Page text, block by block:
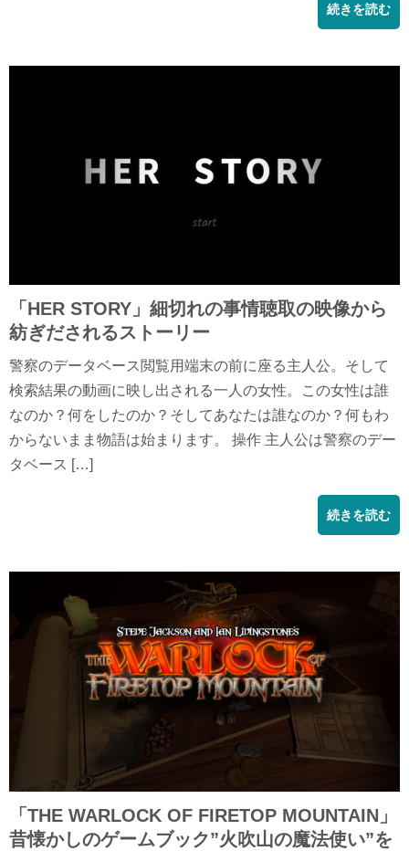
続きを読む
「HER STORY」細切れの事情聴取の映像から
紡ぎだされるストーリー
警察のデータベース閲覧用端末の前に座る主人公。そして
検索結果の動画に映し出される一人の女性。この女性は誰
なのか？何をしたのか？そしてあなたは誰なのか？何もわ
からないまま物語は始まります。 操作 主人公は警察のデー
タベース […]
続きを読む
「THE WARLOCK OF FIRETOP MOUNTAIN」
昔懐かしのゲームブック”火吹山の魔法使い”を